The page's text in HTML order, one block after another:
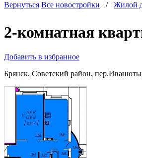
Вернуться Все новостройки / Жилой
2-комнатная
Добавить в избранное
Брянск, Советский район,